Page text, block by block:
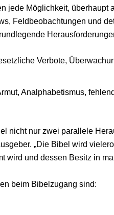
jede Möglichkeit, überhaupt
Feldbeobachtungen und
Verbote,
Analphabetismus,
nicht nur zwei parallele
„Die Bibel wird
wird und dessen Besitz in
beim Bibelzugang sind: